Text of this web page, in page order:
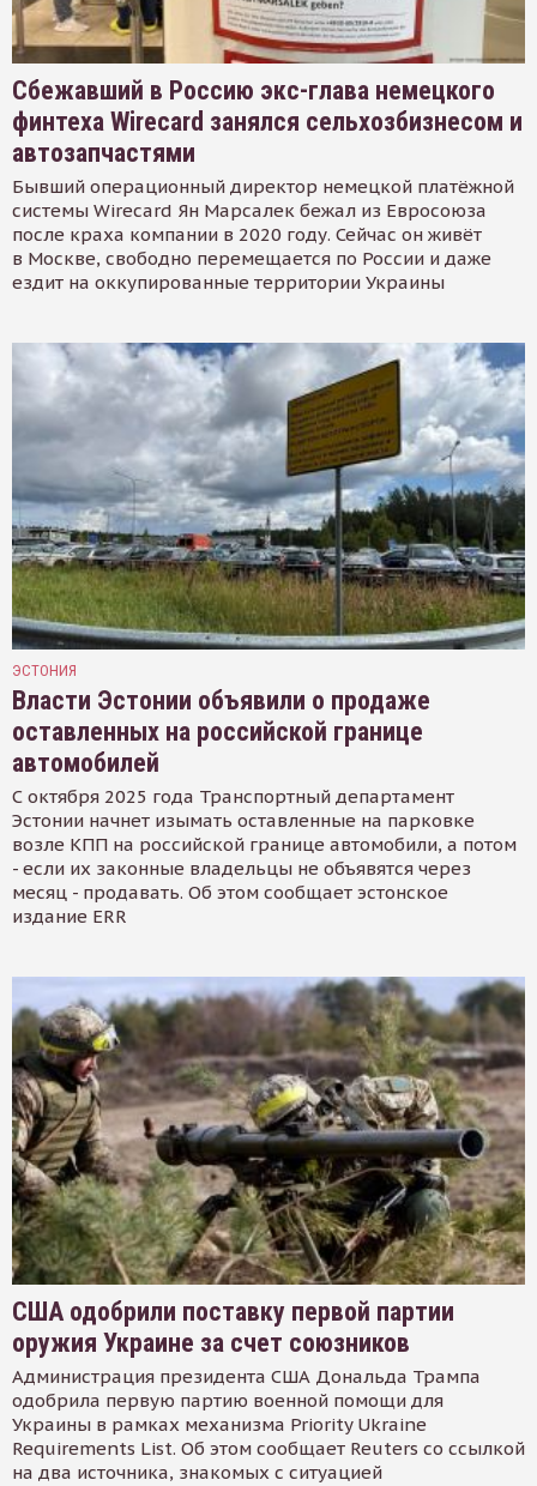
Сбежавший в Россию экс-глава немецкого
финтеха Wirecard занялся сельхозбизнесом и
автозапчастями
Бывший операционный директор немецкой платёжной
системы Wirecard Ян Марсалек бежал из Евросоюза
после краха компании в 2020 году. Сейчас он живёт
в Москве, свободно перемещается по России и даже
ездит на оккупированные территории Украины
ЭСТОНИЯ
Власти Эстонии объявили о продаже
оставленных на российской границе
автомобилей
С октября 2025 года Транспортный департамент
Эстонии начнет изымать оставленные на парковке
возле КПП на российской границе автомобили, а потом
- если их законные владельцы не объявятся через
месяц - продавать. Об этом сообщает эстонское
издание ERR
США одобрили поставку первой партии
оружия Украине за счет союзников
Администрация президента США Дональда Трампа
одобрила первую партию военной помощи для
Украины в рамках механизма Priority Ukraine
Requirements List. Об этом сообщает Reuters со ссылкой
на два источника, знакомых с ситуацией